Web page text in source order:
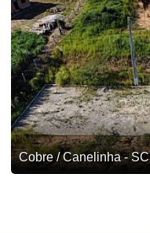
Cobre / Canelinha - SC